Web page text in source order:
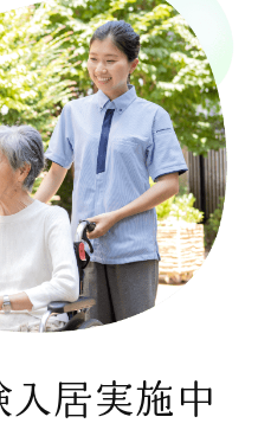
入居実施中